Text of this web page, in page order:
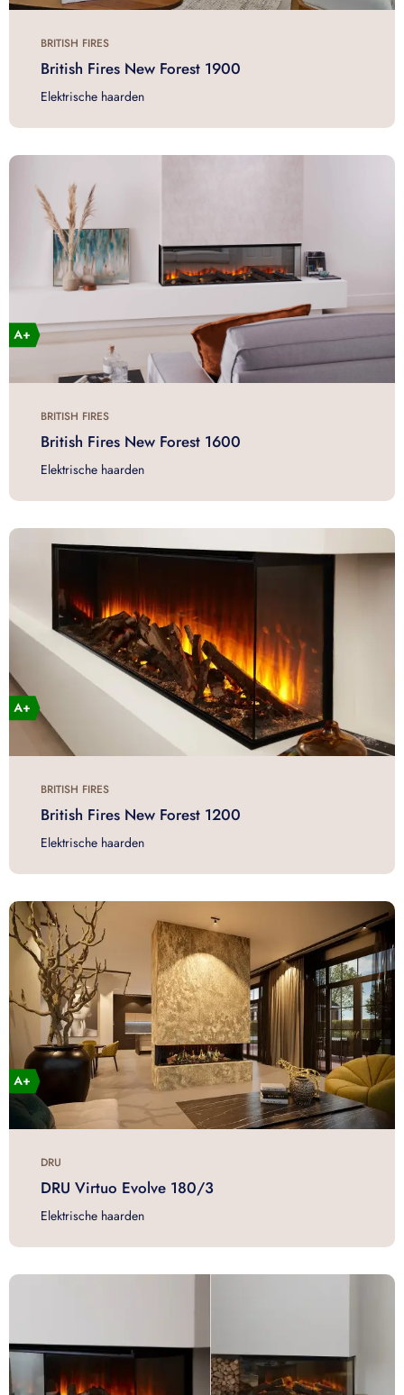
BRITISH FIRES
British Fires New Forest 1900
Elektrische haarden
BRITISH FIRES
British Fires New Forest 1600
Elektrische haarden
BRITISH FIRES
British Fires New Forest 1200
Elektrische haarden
DRU
DRU Virtuo Evolve 180/3
Elektrische haarden